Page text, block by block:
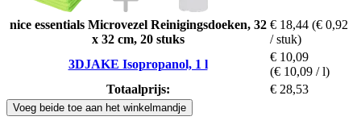
nice essentials Microvezel Reinigingsdoeken, 32
x 32 cm, 20 stuks
€ 18,44 (€ 0,92
/ stuk)
3DJAKE Isopropanol, 1 l
€ 10,09
(€ 10,09 / l)
Totaalprijs:
€ 28,53
Voeg beide toe aan het winkelmandje